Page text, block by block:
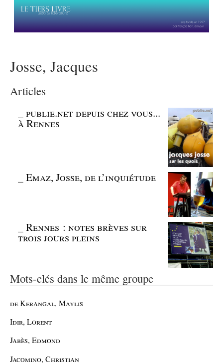
Josse, Jacques
Articles
_publie.net depuis chez vous...
à Rennes
_Emaz, Josse, de l’inquiétude
_Rennes : notes brèves sur
trois jours pleins
Mots-clés dans le même groupe
de Kerangal, Maylis
Idir, Lorent
Jabès, Edmond
Jacomino, Christian